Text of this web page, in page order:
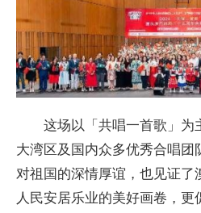
这场以「共唱一首歌」为
大湾区及国内众多优秀合唱团
对祖国的深情厚谊，也见证了
人民安居乐业的美好画卷，